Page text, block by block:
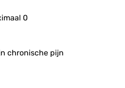
0
chronische pijn